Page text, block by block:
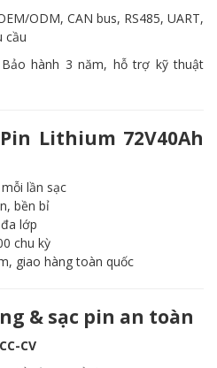
ODM, CAN bus, RS485, UART,
cầu
hành 3 năm, hỗ trợ kỹ thuật
Lithium 72V40Ah
lần sạc
bền bỉ
lớp
chu kỳ
giao hàng toàn quốc
& sạc pin an toàn
CC-CV